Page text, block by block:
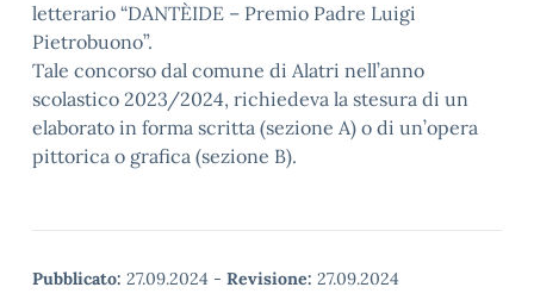
letterario “DANTÈIDE – Premio Padre Luigi
Pietrobuono”.
Tale concorso dal comune di Alatri nell’anno
scolastico 2023/2024, richiedeva la stesura di un
elaborato in forma scritta (sezione A) o di un’opera
pittorica o grafica (sezione B).
Pubblicato: 27.09.2024 - Revisione: 27.09.2024